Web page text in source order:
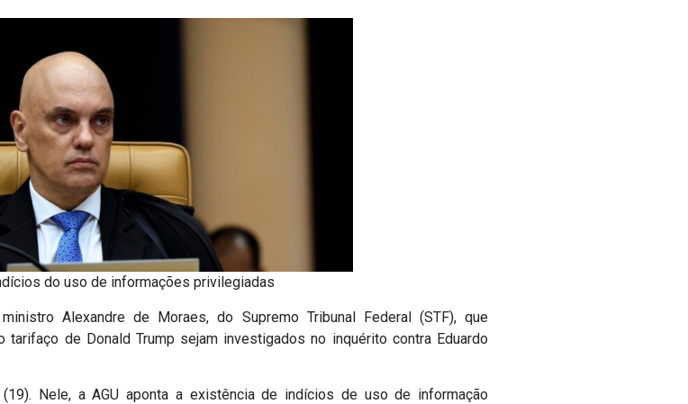
do uso de informações privilegiadas
Alexandre de Moraes, do Supremo Tribunal Federal (STF), que
de Donald Trump sejam investigados no inquérito contra Eduardo
Nele, a AGU aponta a existência de indícios de uso de informação